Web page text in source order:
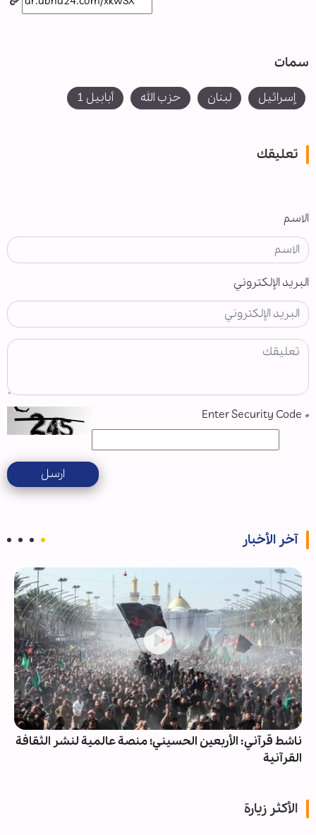
سمات
إسرائيل لبنان حزب الله أبابيل 1
تعليقك
الاسم
البريد الإلكتروني
*
ارسل
آخر الأخبار
ناشط قرآني: الأربعين الحسيني؛ منصة عالمية لنشر الثقافة
القرآنية
الأكثر زيارة